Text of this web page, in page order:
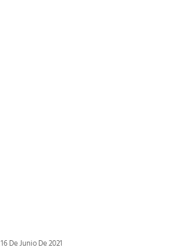
16 De Junio De 2021